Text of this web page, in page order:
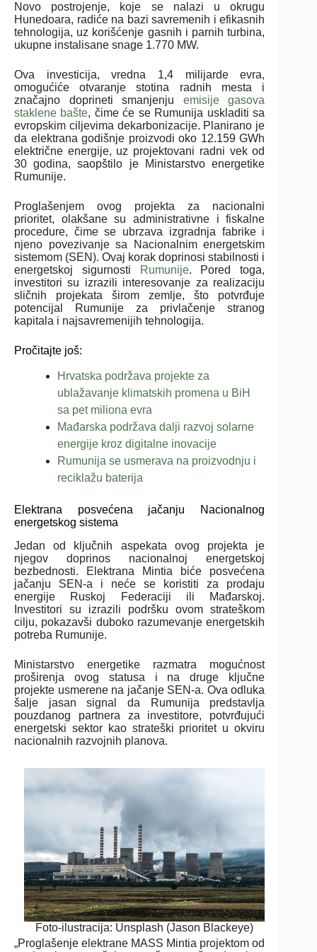
Novo postrojenje, koje se nalazi u okrugu
Hunedoara, radiće na bazi savremenih i efikasnih
tehnologija, uz korišćenje gasnih i parnih turbina,
ukupne instalisane snage 1.770 MW.
Ova investicija, vredna 1,4 milijarde evra,
omogućiće otvaranje stotina radnih mesta i
značajno doprineti smanjenju emisije gasova
staklene bašte, čime će se Rumunija uskladiti sa
evropskim ciljevima dekarbonizacije. Planirano je
da elektrana godišnje proizvodi oko 12.159 GWh
električne energije, uz projektovani radni vek od
30 godina, saopštilo je Ministarstvo energetike
Rumunije.
Proglašenjem ovog projekta za nacionalni
prioritet, olakšane su administrativne i fiskalne
procedure, čime se ubrzava izgradnja fabrike i
njeno povezivanje sa Nacionalnim energetskim
sistemom (SEN). Ovaj korak doprinosi stabilnosti i
energetskoj sigurnosti
Rumunije. Pored toga,
investitori su izrazili interesovanje za realizaciju
sličnih projekata širom zemlje, što potvrđuje
potencijal Rumunije za privlačenje stranog
kapitala i najsavremenijih tehnologija.
Pročitajte još:
Hrvatska podržava projekte za
ublažavanje klimatskih promena u BiH
sa pet miliona evra
Mađarska podržava dalji razvoj solarne
energije kroz digitalne inovacije
Rumunija se usmerava na proizvodnju i
reciklažu baterija
Elektrana posvećena jačanju Nacionalnog
energetskog sistema
Jedan od ključnih aspekata ovog projekta je
njegov doprinos nacionalnoj energetskoj
bezbednosti. Elektrana Mintia biće posvećena
jačanju SEN-a i neće se koristiti za prodaju
energije Ruskoj Federaciji ili Mađarskoj.
Investitori su izrazili podršku ovom strateškom
cilju, pokazavši duboko razumevanje energetskih
potreba Rumunije.
Ministarstvo energetike razmatra mogućnost
proširenja ovog statusa i na druge ključne
projekte usmerene na jačanje SEN-a. Ova odluka
šalje jasan signal da Rumunija predstavlja
pouzdanog partnera za investitore, potvrđujući
energetski sektor kao strateški prioritet u okviru
nacionalnih razvojnih planova.
Foto-ilustracija: Unsplash (Jason Blackeye)
„Proglašenje elektrane MASS Mintia projektom od